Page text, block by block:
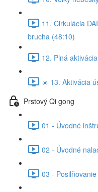
11. Cirkulácia
brucha (48:10)
12. Plná
☀️ 13. Aktivácia
Prstový Qi gong
01 - Úvodné
02 - Úvodné
03 -